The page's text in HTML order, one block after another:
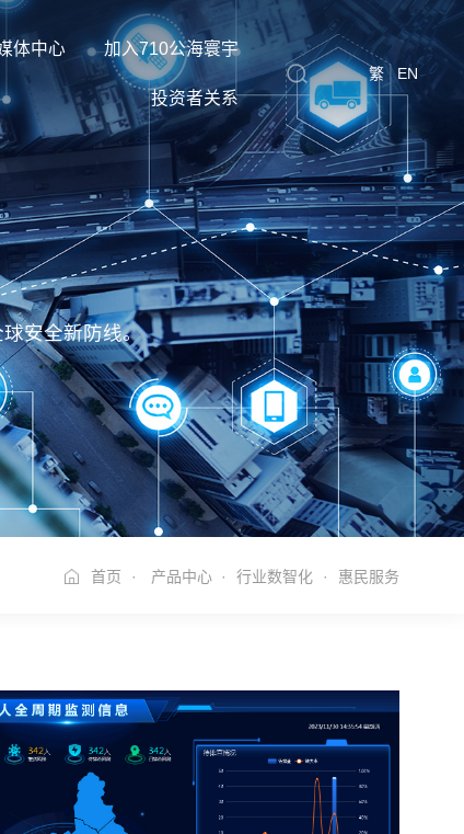
体中心 加入710公海寰宇
投资者关系
繁 EN
安全新防线。
首页 · 产品中心 · 行业数智化 · 惠民服务